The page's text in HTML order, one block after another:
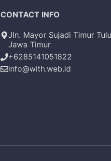
CONTACT INFO
Jln. Mayor Sujadi Timur
Jawa Timur
+6285141051822
info@with.web.id